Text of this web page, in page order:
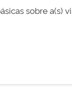
sobre a(s)